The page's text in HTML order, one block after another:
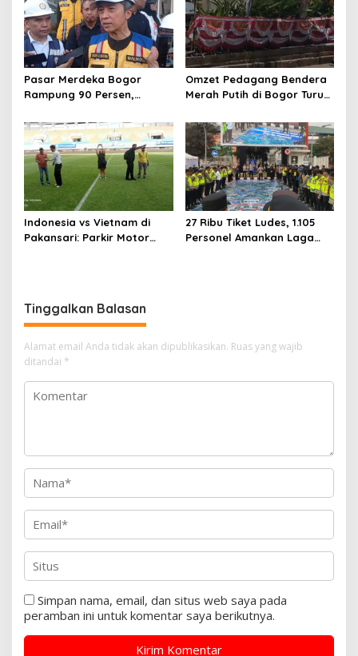
Pasar Merdeka Bogor
Rampung 90 Persen,
September 2026
Omzet Pedagang Bendera
Merah Putih di Bogor Turun,
Jelang HUT RI
Indonesia vs Vietnam di
Pakansari: Parkir Motor
27 Ribu Tiket Ludes, 1.105
Personel Amankan Laga
Tinggalkan Balasan
Alamat email Anda tidak akan dipublikasikan. Ruas yang wajib
ditandai *
Simpan nama, email, dan situs web saya pada
peramban ini untuk komentar saya berikutnya.